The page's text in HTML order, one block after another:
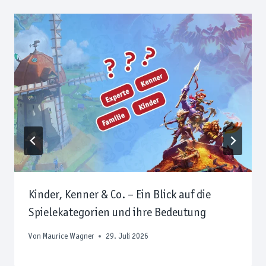
Kinder, Kenner & Co. – Ein Blick auf die
Spielekategorien und ihre Bedeutung
Von Maurice Wagner 29. Juli 2026